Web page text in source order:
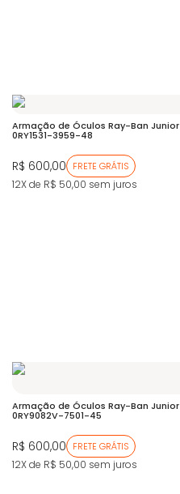
Armação de Óculos Ray-Ban Junior
0RY1531-3959-48
R$ 600,00 FRETE GRÁTIS
12X de R$ 50,00 sem juros
Armação de Óculos Ray-Ban Junior
0RY9082V-7501-45
R$ 600,00 FRETE GRÁTIS
12X de R$ 50,00 sem juros